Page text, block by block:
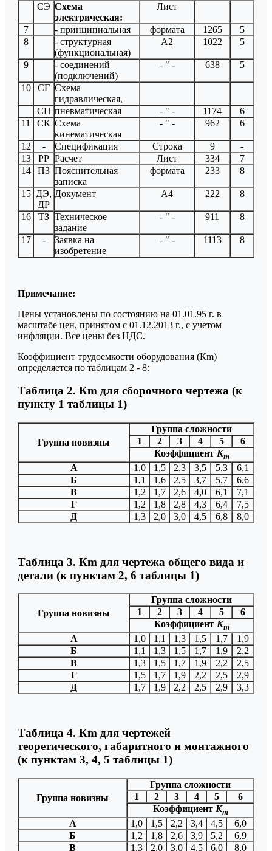
СЭ Схема
электрическая:
Лист
7 - принципиальная формата 1265
5
8
- структурная
(функциональная)
А2 1022 5
9
- соединений
(подключений)
- " - 638 5
10 СГ Схема
гидравлическая,
СП пневматическая - " - 1174
6
11
СК Схема
кинематическая
- " - 962 6
12 - Спецификация Строка 9
-
13
РР Расчет Лист 334
7
14
ПЗ Пояснительная
записка
формата 233 8
15 ДЭ,
ДР
Документ А4 222 8
16 ТЗ Техническое
задание
- " - 911 8
17 -
Заявка на
изобретение
- " - 1113 8
Примечание:
Цены установлены по состоянию на 01.01.95 г. в
масштабе цен, принятом с 01.12.2013 г., с учетом
инфляции. Все цены без НДС.
Коэффициент трудоемкости оборудования (Кm)
определяется по таблицам 2 - 8:
Таблица 2. Кm для сборочного чертежа (к
пункту 1 таблицы 1)
Группа новизны
Группа сложности
1
2 3 4 5
6
Коэффициент Кm
А 1,0 1,5 2,3 3,5 5,3
6,1
Б
1,1 1,6 2,5 3,7 5,7
6,6
В
1,2 1,7 2,6 4,0 6,1
7,1
Г
1,2 1,8 2,8 4,3 6,4
7,5
Д
1,3 2,0 3,0 4,5 6,8 8,0
Таблица 3. Кm для чертежа общего вида и
детали (к пунктам 2, 6 таблицы 1)
Группа новизны
Группа сложности
1
2 3 4 5
6
Коэффициент Кm
А 1,0 1,1 1,3 1,5 1,7
1,9
Б
1,1 1,3 1,5 1,7 1,9
2,2
В
1,3 1,5 1,7 1,9 2,2
2,5
Г
1,5 1,7 1,9 2,2 2,5
2,9
Д
1,7 1,9 2,2 2,5 2,9 3,3
Таблица 4. Кm для чертежей
теоретического, габаритного и монтажного
(к пунктам 3, 4, 5 таблицы 1)
Группа новизны
Группа сложности
1
2 3 4 5
6
Коэффициент Кm
А 1,0 1,5 2,2 3,4 4,5
6,0
Б
1,2 1,8 2,6 3,9 5,2
6,9
В
1,3 2,0 3,0 4,5 6,0 8,0